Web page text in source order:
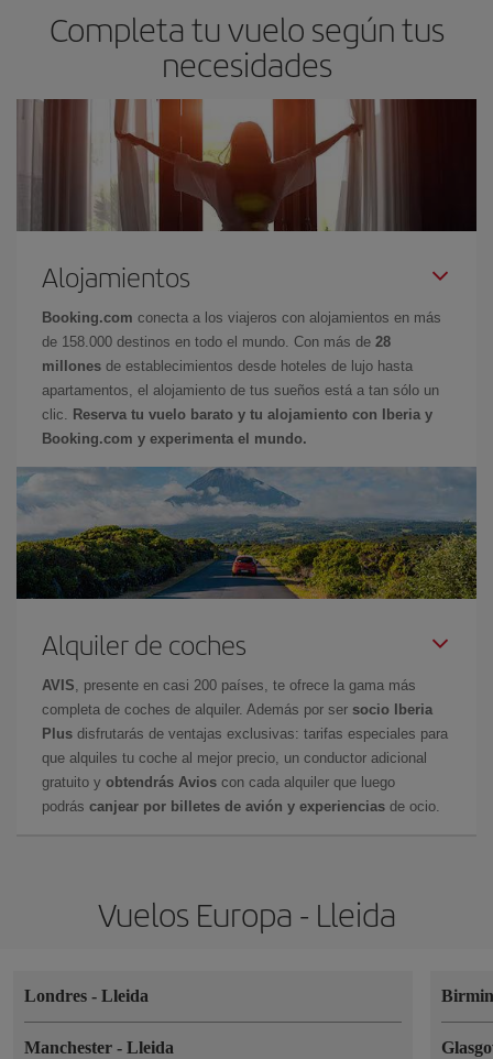
Completa tu vuelo según tus
necesidades
Alojamientos
Booking.com conecta a los viajeros con alojamientos en más
de 158.000 destinos en todo el mundo. Con más de 28
millones de establecimientos desde hoteles de lujo hasta
apartamentos, el alojamiento de tus sueños está a tan sólo un
clic.
Reserva tu vuelo barato y tu alojamiento con Iberia y
Booking.com y experimenta el mundo.
Alquiler de coches
AVIS , presente en casi 200 países, te ofrece la gama más
completa de coches de alquiler. Además por ser socio Iberia
Plus disfrutarás de ventajas exclusivas: tarifas especiales para
que alquiles tu coche al mejor precio, un conductor adicional
gratuito y obtendrás Avios con cada alquiler que luego
podrás canjear por billetes de avión y experiencias de ocio.
Vuelos Europa - Lleida
Londres - Lleida
Manchester - Lleida